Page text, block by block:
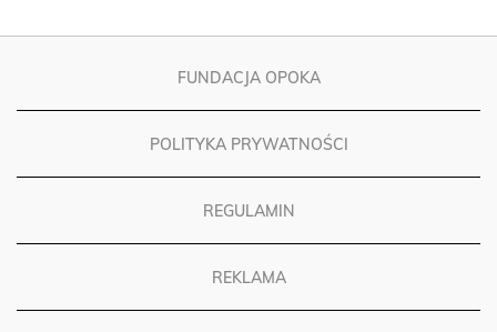
FUNDACJA OPOKA
POLITYKA PRYWATNOŚCI
REGULAMIN
REKLAMA